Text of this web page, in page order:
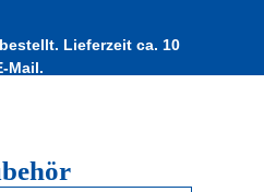
Lieferzeit ca. 10
Mail.